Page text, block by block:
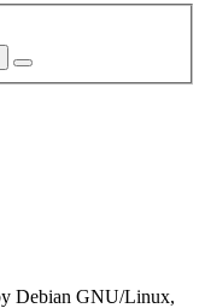
Debian GNU/Linux,